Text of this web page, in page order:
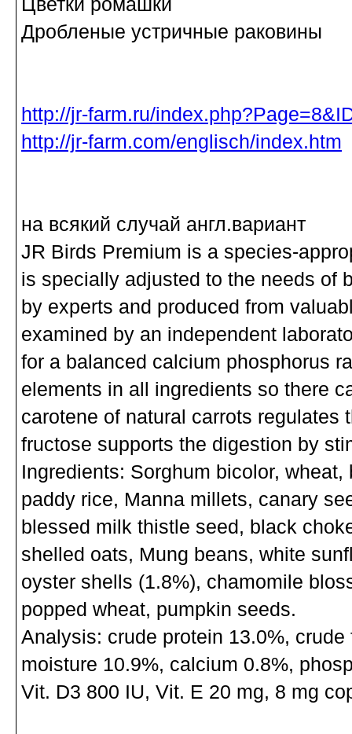
Дробленые устричные раковины
http://jr-farm.ru/
http://jr-farm.com/englisch/index.htm
на всякий случай англ.вариант
JR Birds Premium is a species-
is specially adjusted to the needs of
by experts and produced from
examined by an independent
for a balanced calcium phosphorus
elements in all ingredients so there
carotene of natural carrots regulates
fructose supports the digestion by
Ingredients: Sorghum bicolor,
paddy rice, Manna millets, canary
blessed milk thistle seed, black
shelled oats, Mung beans, white
oyster shells (1.8%), chamomile
popped wheat, pumpkin seeds.
Analysis: crude protein 13.0%,
moisture 10.9%, calcium 0.8%,
Vit. D3 800 IU, Vit. E 20 mg, 8 mg